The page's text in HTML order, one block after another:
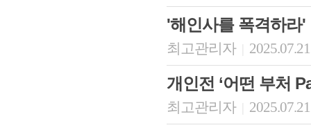
'해인사를 폭격하라'
최고관리자
개인전 ‘어떤 부처
최고관리자